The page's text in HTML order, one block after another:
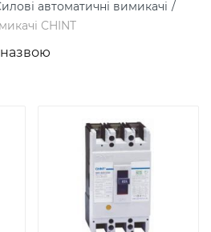
автоматичні вимикачі
CHINT
назвою